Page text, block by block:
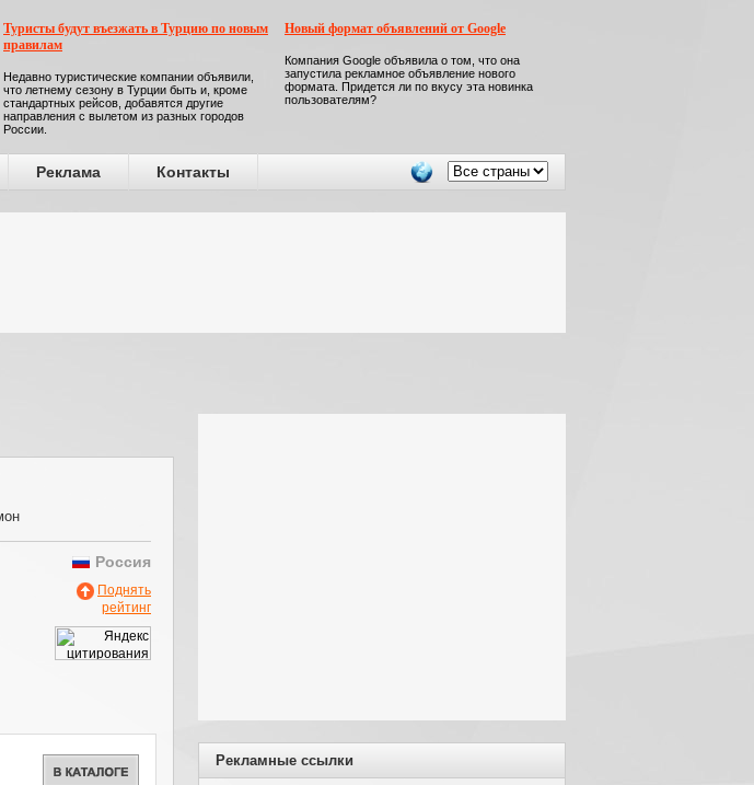
Туристы будут въезжать в Турцию по новым
правилам
Недавно туристические компании объявили,
что летнему сезону в Турции быть и, кроме
стандартных рейсов, добавятся другие
направления с вылетом из разных городов
России.
Новый формат объявлений от Google
Компания Google объявила о том, что она
запустила рекламное объявление нового
формата. Придется ли по вкусу эта новинка
пользователям?
Реклама Контакты
Россия
Поднять
рейтинг
Рекламные ссылки